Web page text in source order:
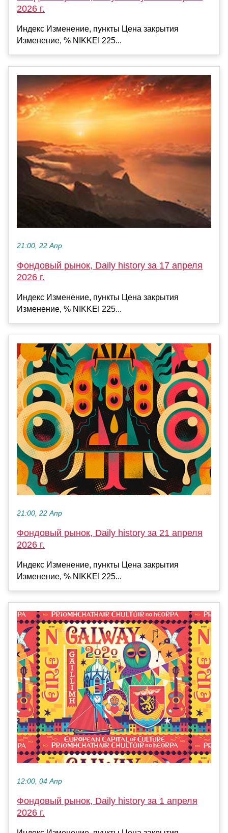
2026 г.
Индекс Изменение, пункты Цена закрытия
Изменение, % NIKKEI 225...
21:00, 22 Апр
Фондовый рынок, Daily history за 17 апреля
2026 г.
Индекс Изменение, пункты Цена закрытия
Изменение, % NIKKEI 225...
21:00, 22 Апр
Фондовый рынок, Daily history за 21 апреля
2026 г.
Индекс Изменение, пункты Цена закрытия
Изменение, % NIKKEI 225...
12:00, 04 Апр
Фондовый рынок, Daily history за 1 апреля
2026 г.